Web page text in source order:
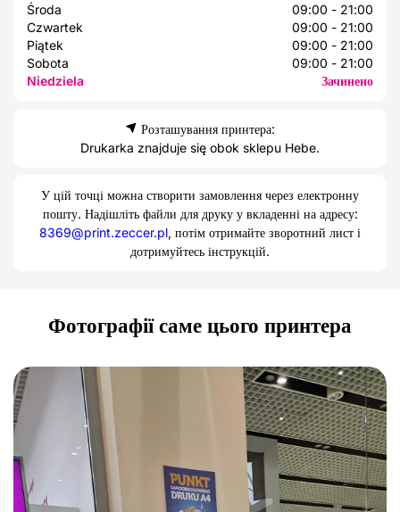
Środa
09:00 - 21:00
Czwartek
09:00 - 21:00
Piątek
09:00 - 21:00
Sobota
09:00 - 21:00
Niedziela
Зачинено
Розташування принтера:
Drukarka znajduje się obok sklepu Hebe.
У цій точці можна створити замовлення через електронну
пошту. Надішліть файли для друку у вкладенні на адресу:
8369@print.zeccer.pl, потім отримайте зворотний лист і
дотримуйтесь інструкцій.
Фотографії саме цього принтера